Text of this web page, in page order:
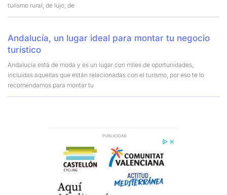
turismo rural, de lujo, de
Andalucía, un lugar ideal para montar tu negocio
turístico
Andalucía está de moda y es un lugar con miles de oportunidades,
incluidas aquellas que están relacionadas con el turismo, por eso te lo
recomendamos para montar tu